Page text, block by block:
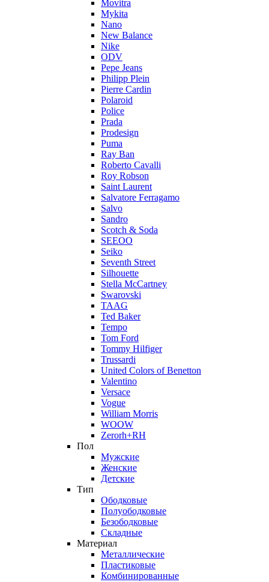
Movitra
Mykita
Nano
New Balance
Nike
ODV
Pepe Jeans
Philipp Plein
Pierre Cardin
Polaroid
Police
Prada
Prodesign
Puma
Ray Ban
Roberto Cavalli
Roy Robson
Saint Laurent
Salvatore Ferragamo
Salvo
Sandro
Scotch & Soda
SEEOO
Seiko
Seventh Street
Silhouette
Stella McCartney
Swarovski
TAAG
Ted Baker
Tempo
Tom Ford
Tommy Hilfiger
Trussardi
United Colors of Benetton
Valentino
Versace
Vogue
William Morris
WOOW
Zerorh+RH
Пол
Мужские
Женские
Детские
Тип
Ободковые
Полуободковые
Безободковые
Складные
Материал
Металлические
Пластиковые
Комбинированные